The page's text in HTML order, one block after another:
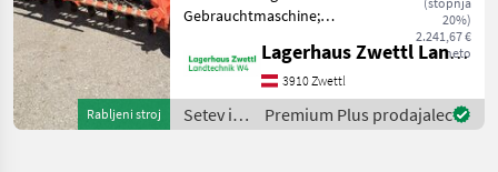
Rabljeni stroj
20%)
2.241,67 €
neto
Gebrauchtmaschine;
Seriennummer/Fahrgestellnummer:
301001AAZ93041;
Arbeitsbreite: 2.5;
Reihenabstand: 21;
Tankinhalt (Liter): 400;
Lagerhaus Zwettl Landtechnik
3910 Zwettl
Setev in
nega /
Premium Plus prodajalec